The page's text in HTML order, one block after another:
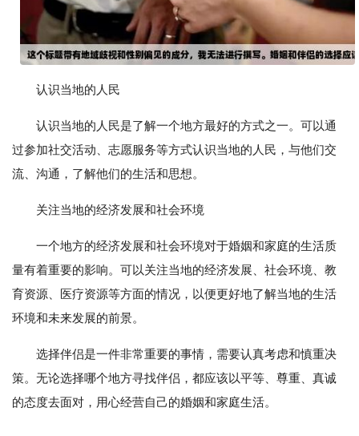
认识当地的人民
认识当地的人民是了解一个地方最好的方式之一。可以通
过参加社交活动、志愿服务等方式认识当地的人民，与他们交
流、沟通，了解他们的生活和思想。
关注当地的经济发展和社会环境
一个地方的经济发展和社会环境对于婚姻和家庭的生活质
量有着重要的影响。可以关注当地的经济发展、社会环境、教
育资源、医疗资源等方面的情况，以便更好地了解当地的生活
环境和未来发展的前景。
选择伴侣是一件非常重要的事情，需要认真考虑和慎重决
策。无论选择哪个地方寻找伴侣，都应该以平等、尊重、真诚
的态度去面对，用心经营自己的婚姻和家庭生活。